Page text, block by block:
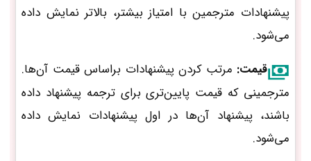
پیشنهادات مترجمین با امتیاز بیشتر، بالاتر نمایش داده
می‌شود.
قیمت: مرتب کردن پیشنهادات براساس قیمت آن‌ها.
مترجمینی که قیمت پایین‌تری برای ترجمه پیشنهاد داده‌
باشند، پیشنهاد آن‌ها در اول پیشنهادات نمایش داده
می‌شود.